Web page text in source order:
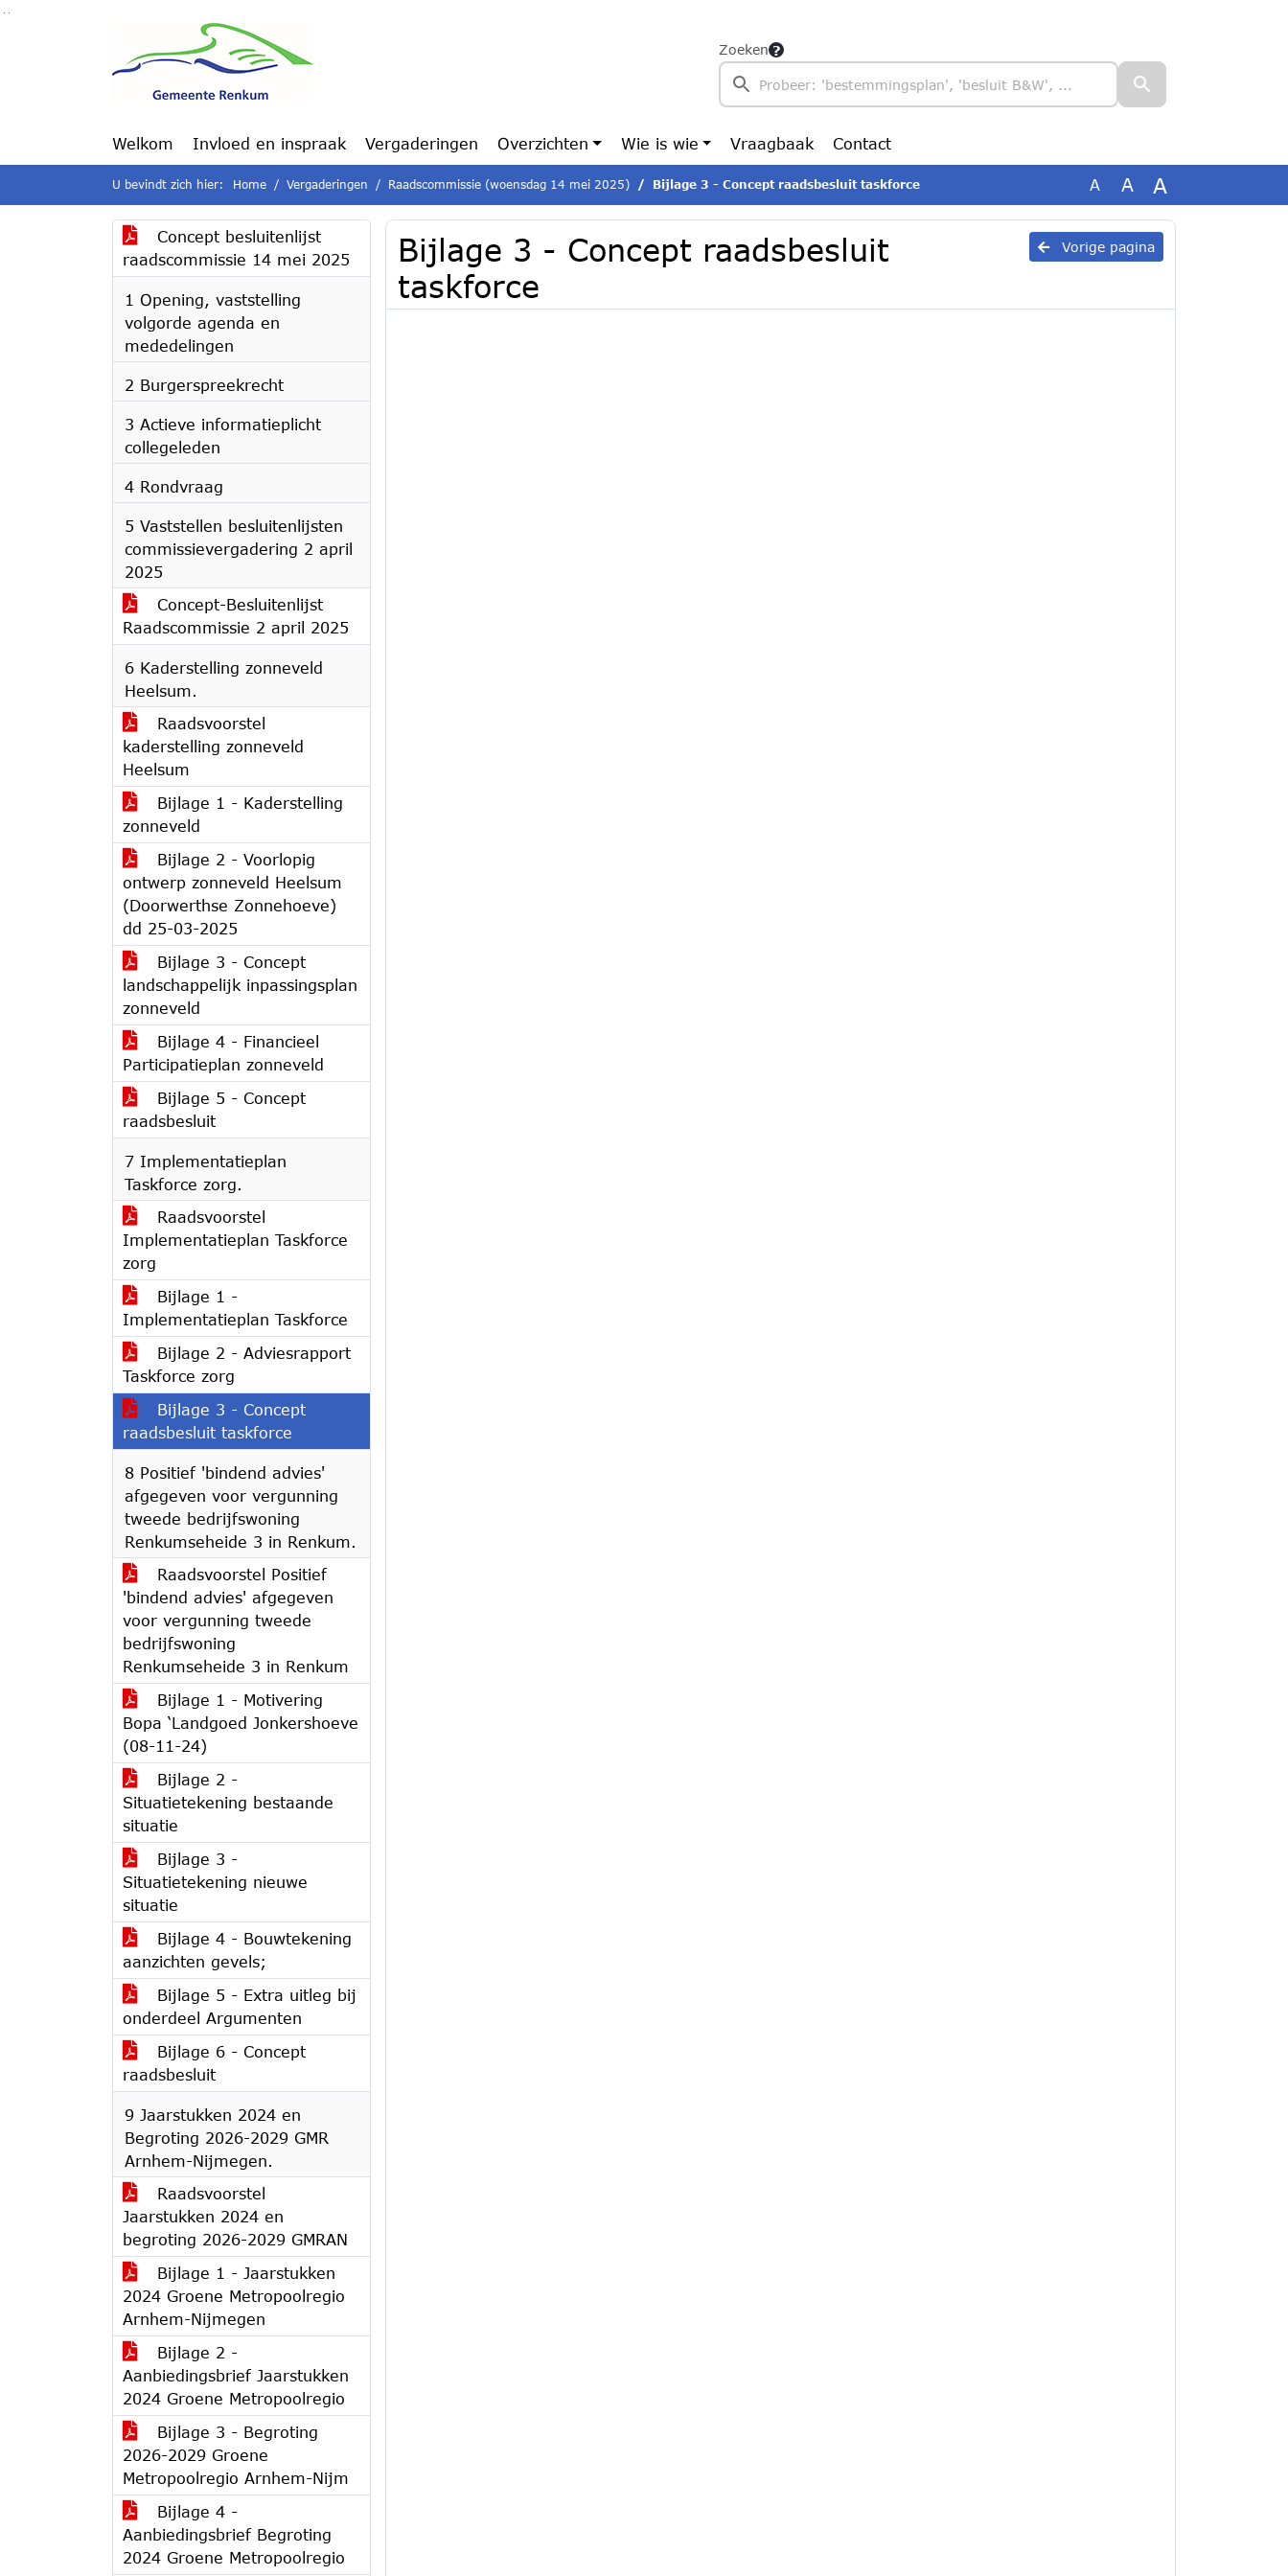
Ga naar de inhoud van deze pagina
Zoeken
Welkom Invloed en inspraak Vergaderingen Overzichten Wie is wie Vraagbaak Contact
U bevindt zich hier: Home Vergaderingen Raadscommissie (woensdag 14 mei 2025) Bijlage 3 - Concept raadsbesluit taskforce A A A
Concept besluitenlijst
raadscommissie 14 mei 2025
1 Opening, vaststelling
volgorde agenda en
mededelingen
2 Burgerspreekrecht
3 Actieve informatieplicht
collegeleden
4 Rondvraag
5 Vaststellen besluitenlijsten
commissievergadering 2 april
2025
Concept-Besluitenlijst
Raadscommissie 2 april 2025
6 Kaderstelling zonneveld
Heelsum.
Raadsvoorstel
kaderstelling zonneveld
Heelsum
Bijlage 1 - Kaderstelling
zonneveld
Bijlage 2 - Voorlopig
ontwerp zonneveld Heelsum
(Doorwerthse Zonnehoeve)
dd 25-03-2025
Bijlage 3 - Concept
landschappelijk inpassingsplan
zonneveld
Bijlage 4 - Financieel
Participatieplan zonneveld
Bijlage 5 - Concept
raadsbesluit
7 Implementatieplan
Taskforce zorg.
Raadsvoorstel
Implementatieplan Taskforce
zorg
Bijlage 1 -
Implementatieplan Taskforce
Bijlage 2 - Adviesrapport
Taskforce zorg
Bijlage 3 - Concept
raadsbesluit taskforce
8 Positief 'bindend advies'
afgegeven voor vergunning
tweede bedrijfswoning
Renkumseheide 3 in Renkum.
Raadsvoorstel Positief
'bindend advies' afgegeven
voor vergunning tweede
bedrijfswoning
Renkumseheide 3 in Renkum
Bijlage 1 - Motivering
Bopa ‘Landgoed Jonkershoeve
(08-11-24)
Bijlage 2 -
Situatietekening bestaande
situatie
Bijlage 3 -
Situatietekening nieuwe
situatie
Bijlage 4 - Bouwtekening
aanzichten gevels;
Bijlage 5 - Extra uitleg bij
onderdeel Argumenten
Bijlage 6 - Concept
raadsbesluit
9 Jaarstukken 2024 en
Begroting 2026-2029 GMR
Arnhem-Nijmegen.
Raadsvoorstel
Jaarstukken 2024 en
begroting 2026-2029 GMRAN
Bijlage 1 - Jaarstukken
2024 Groene Metropoolregio
Arnhem-Nijmegen
Bijlage 2 -
Aanbiedingsbrief Jaarstukken
2024 Groene Metropoolregio
Bijlage 3 - Begroting
2026-2029 Groene
Metropoolregio Arnhem-Nijm
Bijlage 4 -
Aanbiedingsbrief Begroting
2024 Groene Metropoolregio
Vorige pagina
Bijlage 3 - Concept raadsbesluit
taskforce